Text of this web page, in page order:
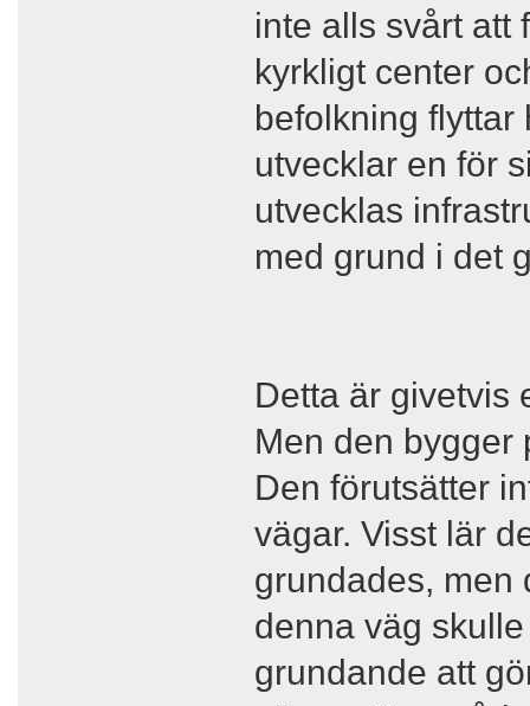
inte alls svårt att
kyrkligt center
befolkning flyttar
utvecklar en för
utvecklas
med grund i det
Detta är givetvis
Men den bygger
Den förutsätter
vägar. Visst lär
grundades, men
denna väg
grundande att